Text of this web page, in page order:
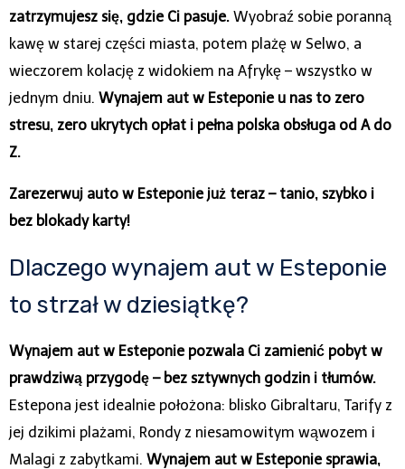
zatrzymujesz się, gdzie Ci pasuje. Wyobraź sobie poranną
kawę w starej części miasta, potem plażę w Selwo, a
wieczorem kolację z widokiem na Afrykę – wszystko w
jednym dniu. Wynajem aut w Esteponie u nas to zero
stresu, zero ukrytych opłat i pełna polska obsługa od A do
Z.
Zarezerwuj auto w Esteponie już teraz – tanio, szybko i
bez blokady karty!
Dlaczego wynajem aut w Esteponie
to strzał w dziesiątkę?
Wynajem aut w Esteponie pozwala Ci zamienić pobyt w
prawdziwą przygodę – bez sztywnych godzin i tłumów.
Estepona jest idealnie położona: blisko Gibraltaru, Tarify z
jej dzikimi plażami, Rondy z niesamowitym wąwozem i
Malagi z zabytkami. Wynajem aut w Esteponie sprawia,